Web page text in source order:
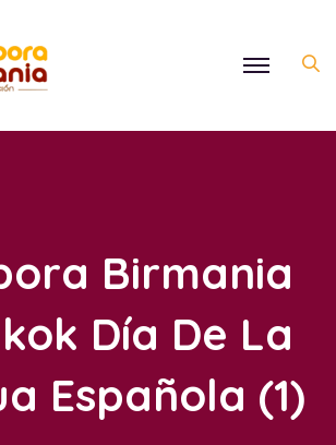
Birmania
Día De La
Española (1)